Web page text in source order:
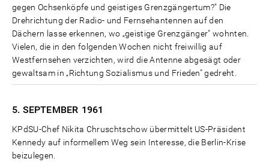
gegen Ochsenköpfe und geistiges Grenzgängertum?" Die
Drehrichtung der Radio- und Fernsehantennen auf den
Dächern lasse erkennen, wo „geistige Grenzgänger" wohnten.
Vielen, die in den folgenden Wochen nicht freiwillig auf
Westfernsehen verzichten, wird die Antenne abgesägt oder
gewaltsam in „Richtung Sozialismus und Frieden" gedreht.
5. SEPTEMBER 1961
KPdSU-Chef Nikita Chruschtschow übermittelt US-Präsident
Kennedy auf informellem Weg sein Interesse, die Berlin-Krise
beizulegen.